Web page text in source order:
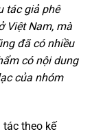
tác giả phê
Việt Nam, mà
đã có nhiều
có nội dung
của nhóm
tác theo kế